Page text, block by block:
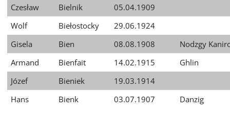
Czesław
Bielnik
05.04.1909
Wolf
Biełostocky
29.06.1924
Gisela
Bien 08.08.1908
Nodzgy
Armand
Bienfait 14.02.1915
Ghlin
Józef
Bieniek
19.03.1914
Hans
Bienk 03.07.1907 Danzig